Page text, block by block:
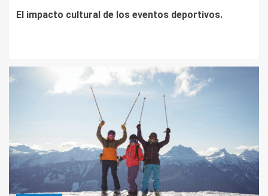
El impacto cultural de los eventos deportivos.